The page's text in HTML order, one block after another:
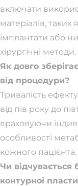
включати
матеріалів, таких
імплантати або
хірургічні методи.
Як довго
від процедури?
Тривалість
від пів року до
враховуючи
особливості
кожного пацієнта.
Чи відчувається
контурної